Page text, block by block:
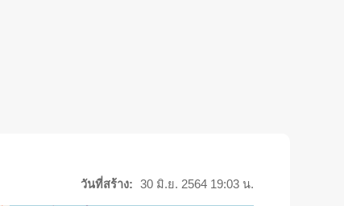
วันที่สร้าง: 30 มิ.ย. 2564 19:03 น.